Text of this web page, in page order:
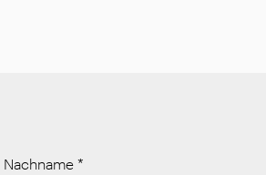
Nachname*